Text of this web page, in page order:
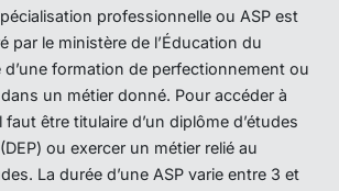
professionnelle ou ASP est
par le ministère de l’Éducation du
d’une formation de perfectionnement ou
un métier donné. Pour accéder à
être titulaire d’un diplôme d’études
ou exercer un métier relié au
La durée d’une ASP varie entre 3 et